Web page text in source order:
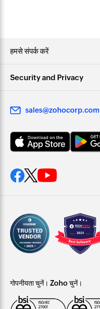
हमसे संपर्क करें
Security and Privacy
sales@zohocorp.com
गोपनीयता चुनें। Zoho चुनें।